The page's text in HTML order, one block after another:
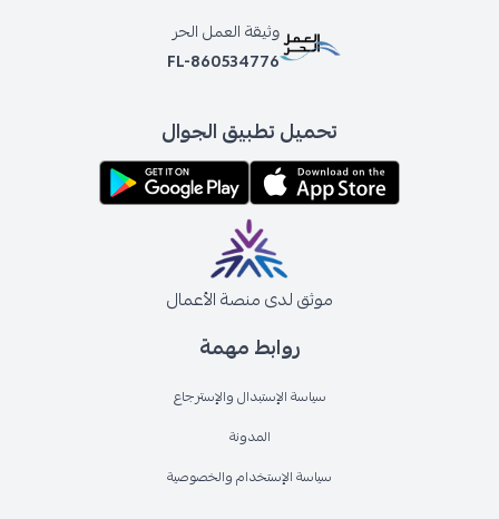
روابط مهمة
سياسة الإستبدال والإسترجاع
المدونة
سياسة الإستخدام والخصوصية
وثيقة العمل الحر
FL-860534776
تحميل تطبيق الجوال
موثق لدى منصة الأعمال